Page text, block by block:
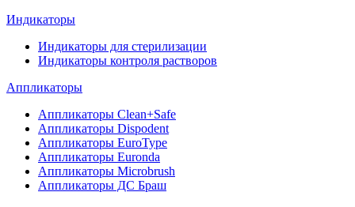
Индикаторы
Индикаторы для стерилизации
Индикаторы контроля растворов
Аппликаторы
Аппликаторы Clean+Safe
Аппликаторы Dispodent
Аппликаторы EuroType
Аппликаторы Euronda
Аппликаторы Microbrush
Аппликаторы ДС Браш